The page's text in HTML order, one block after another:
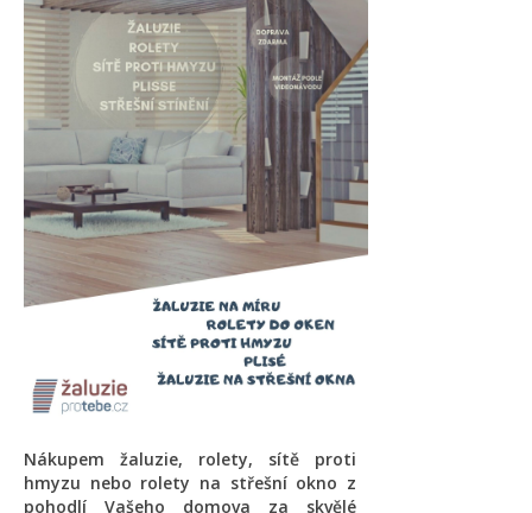
Nákupem žaluzie, rolety, sítě proti
hmyzu nebo rolety na střešní okno z
pohodlí Vašeho domova za skvělé